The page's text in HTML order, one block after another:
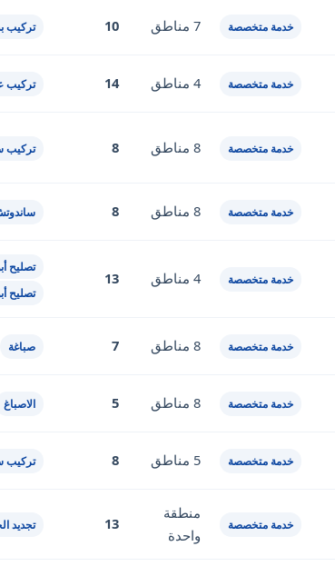
خدمة متخصصة 7 مناطق 10 تركيب
خدمة متخصصة 4 مناطق 14
خدمة متخصصة 8 مناطق 8 تركيب
خدمة متخصصة 8 مناطق 8
خدمة متخصصة 4 مناطق 13
تصليح
تصليح
خدمة متخصصة 8 مناطق 7 صباغة
خدمة متخصصة 8 مناطق 5 الاصباغ
خدمة متخصصة 5 مناطق 8 تركيب
خدمة متخصصة
منطقة
واحدة
13 تجديد